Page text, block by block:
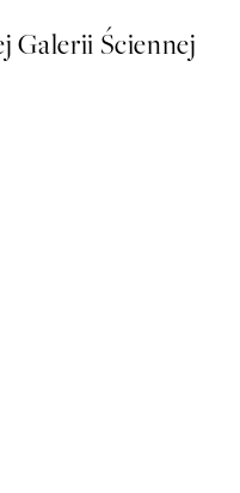
Galerii Ściennej